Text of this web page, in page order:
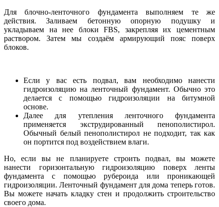
Для блочно-ленточного фундамента выполняем те же
действия. Заливаем бетонную опорную подушку и
укладываем на нее блоки FBS, закрепляя их цементным
раствором. Затем мы создаём армирующий пояс поверх
блоков.
Если у вас есть подвал, вам необходимо нанести
гидроизоляцию на ленточный фундамент. Обычно это
делается с помощью гидроизоляции на битумной
основе.
Далее для утепления ленточного фундамента
применяется экструдированный пенополистирол.
Обычный белый пенополистирол не подходит, так как
он портится под воздействием влаги.
Но, если вы не планируете строить подвал, вы можете
нанести горизонтальную гидроизоляцию поверх ленты
фундамента с помощью рубероида или проникающей
гидроизоляции. Ленточный фундамент для дома теперь готов.
Вы можете начать кладку стен и продолжить строительство
своего дома.